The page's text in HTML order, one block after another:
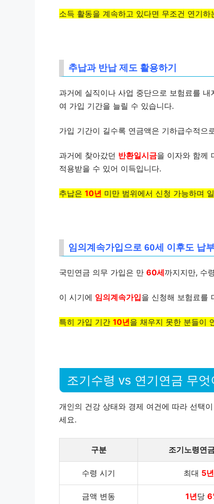
소득 활동을 계속하고 있다면 무조건 연기하
추납과 반납 제도 활용하기
과거에 실직이나 사업 중단으로 보험료를 내
여 가입 기간을 늘릴 수 있습니다.
가입 기간이 길수록 연금액은 기하급수적으
과거에 찾아갔던 반환일시금을 이자와 함께
적용받을 수 있어 이득입니다.
추납은 10년 미만 범위에서 신청 가능하며
임의계속가입으로 60세 이후도 납부
국민연금 의무 가입은 만 60세까지지만, 수
이 시기에 임의계속가입을 신청해 보험료를
특히 가입 기간 10년을 채우지 못한 분들이
조기수령 vs 연기연금 무
개인의 건강 상태와 경제 여건에 따라 선택
세요.
구분 조기노령연
수령 시기 최대 5년
금액 변동 1년당